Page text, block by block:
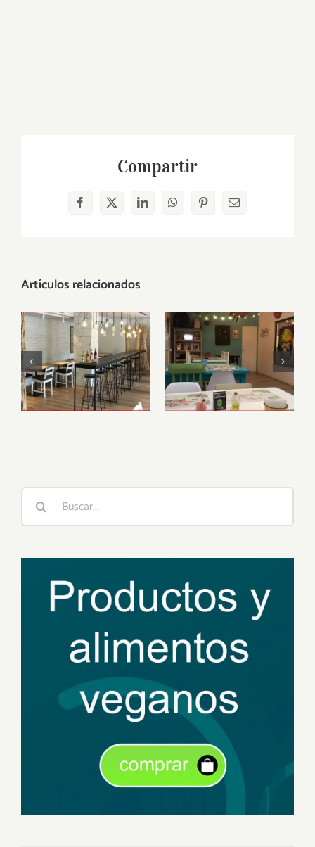
Compartir
Facebook
X LinkedInWhatsAppPinterestCorreo
Artículos relacionados
Restaurante
vegano Alive,
Barcelona
Lazy Vegan
Buscar: